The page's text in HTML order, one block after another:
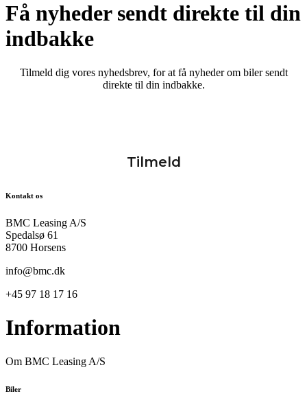
Få nyheder sendt direkte til din
indbakke
Tilmeld dig vores nyhedsbrev, for at få nyheder om biler sendt
direkte til din indbakke.
Kontakt os
BMC Leasing A/S
Spedalsø 61
8700 Horsens
info@bmc.dk
+45 97 18 17 16
Information
Om BMC Leasing A/S
Biler